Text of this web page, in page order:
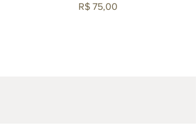
Preço
R$ 75,00